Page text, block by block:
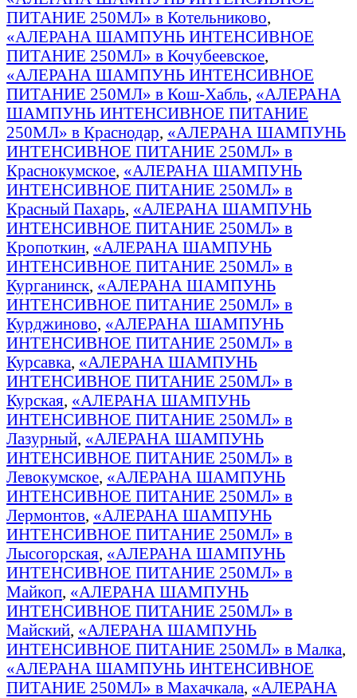
ПИТАНИЕ 250МЛ» в Котельниково,
«АЛЕРАНА ШАМПУНЬ ИНТЕНСИВНОЕ
ПИТАНИЕ 250МЛ» в Кочубеевское,
«АЛЕРАНА ШАМПУНЬ ИНТЕНСИВНОЕ
ПИТАНИЕ 250МЛ» в Кош-Хабль, «АЛЕРАНА
ШАМПУНЬ ИНТЕНСИВНОЕ ПИТАНИЕ
250МЛ» в Краснодар, «АЛЕРАНА ШАМПУНЬ
ИНТЕНСИВНОЕ ПИТАНИЕ 250МЛ» в
Краснокумское, «АЛЕРАНА ШАМПУНЬ
ИНТЕНСИВНОЕ ПИТАНИЕ 250МЛ» в
Красный Пахарь, «АЛЕРАНА ШАМПУНЬ
ИНТЕНСИВНОЕ ПИТАНИЕ 250МЛ» в
Кропоткин, «АЛЕРАНА ШАМПУНЬ
ИНТЕНСИВНОЕ ПИТАНИЕ 250МЛ» в
Курганинск, «АЛЕРАНА ШАМПУНЬ
ИНТЕНСИВНОЕ ПИТАНИЕ 250МЛ» в
Курджиново, «АЛЕРАНА ШАМПУНЬ
ИНТЕНСИВНОЕ ПИТАНИЕ 250МЛ» в
Курсавка, «АЛЕРАНА ШАМПУНЬ
ИНТЕНСИВНОЕ ПИТАНИЕ 250МЛ» в
Курская, «АЛЕРАНА ШАМПУНЬ
ИНТЕНСИВНОЕ ПИТАНИЕ 250МЛ» в
Лазурный, «АЛЕРАНА ШАМПУНЬ
ИНТЕНСИВНОЕ ПИТАНИЕ 250МЛ» в
Левокумское, «АЛЕРАНА ШАМПУНЬ
ИНТЕНСИВНОЕ ПИТАНИЕ 250МЛ» в
Лермонтов, «АЛЕРАНА ШАМПУНЬ
ИНТЕНСИВНОЕ ПИТАНИЕ 250МЛ» в
Лысогорская, «АЛЕРАНА ШАМПУНЬ
ИНТЕНСИВНОЕ ПИТАНИЕ 250МЛ» в
Майкоп, «АЛЕРАНА ШАМПУНЬ
ИНТЕНСИВНОЕ ПИТАНИЕ 250МЛ» в
Майский, «АЛЕРАНА ШАМПУНЬ
ИНТЕНСИВНОЕ ПИТАНИЕ 250МЛ» в Малка,
«АЛЕРАНА ШАМПУНЬ ИНТЕНСИВНОЕ
ПИТАНИЕ 250МЛ» в Махачкала, «АЛЕРАНА